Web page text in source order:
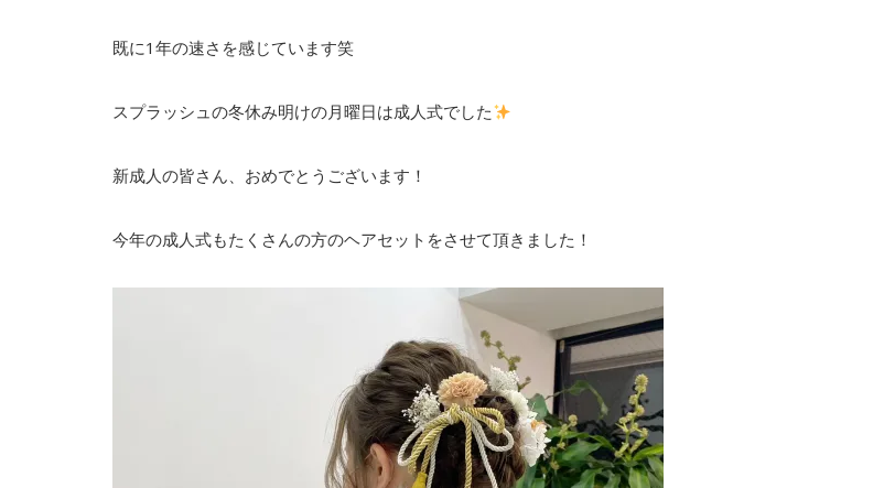
既に1年の速さを感じています笑
スプラッシュの冬休み明けの月曜日は成人式でした
新成人の皆さん、おめでとうございます！
今年の成人式もたくさんの方のヘアセットをさせて頂きました！